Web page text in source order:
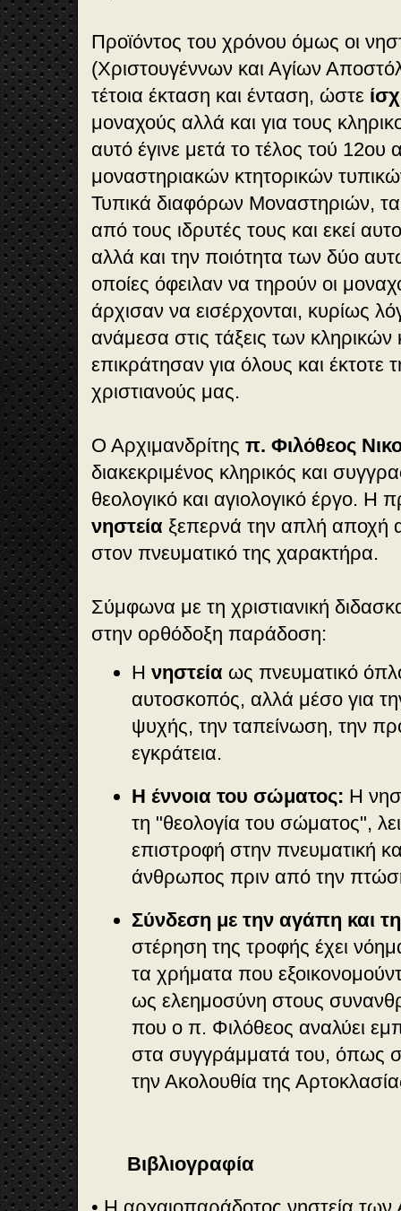
Προϊόντος του χρόνου όμως οι
(Χριστουγέννων και Αγίων
τέτοια έκταση και ένταση, ώστε
μοναχούς αλλά και για τους
αυτό έγινε μετά το τέλος τού 12ου
μοναστηριακών κτητορικών
Τυπικά διαφόρων Μοναστηριών, τα
από τους ιδρυτές τους και εκεί
αλλά και την ποιότητα των δύο
οποίες όφειλαν να τηρούν οι
άρχισαν να εισέρχονται, κυρίως
ανάμεσα στις τάξεις των
επικράτησαν για όλους και έκτοτε
χριστιανούς μας.
Ο Αρχιμανδρίτης π. Φιλόθεος
διακεκριμένος κληρικός και
θεολογικό και αγιολογικό έργο. Η
νηστεία ξεπερνά την απλή αποχή
στον πνευματικό της χαρακτήρα.
Σύμφωνα με τη χριστιανική
στην ορθόδοξη παράδοση:
Η νηστεία ως πνευματικό
αυτοσκοπός, αλλά μέσο για
ψυχής, την ταπείνωση, την
εγκράτεια.
Η έννοια του σώματος: Η
τη "θεολογία του σώματος",
επιστροφή στην πνευματική
άνθρωπος πριν από την
Σύνδεση με την αγάπη και
στέρηση της τροφής έχει
τα χρήματα που
ως ελεημοσύνη στους
που ο π. Φιλόθεος αναλύει
στα συγγράμματά του, όπως
την Ακολουθία της
Βιβλιογραφία